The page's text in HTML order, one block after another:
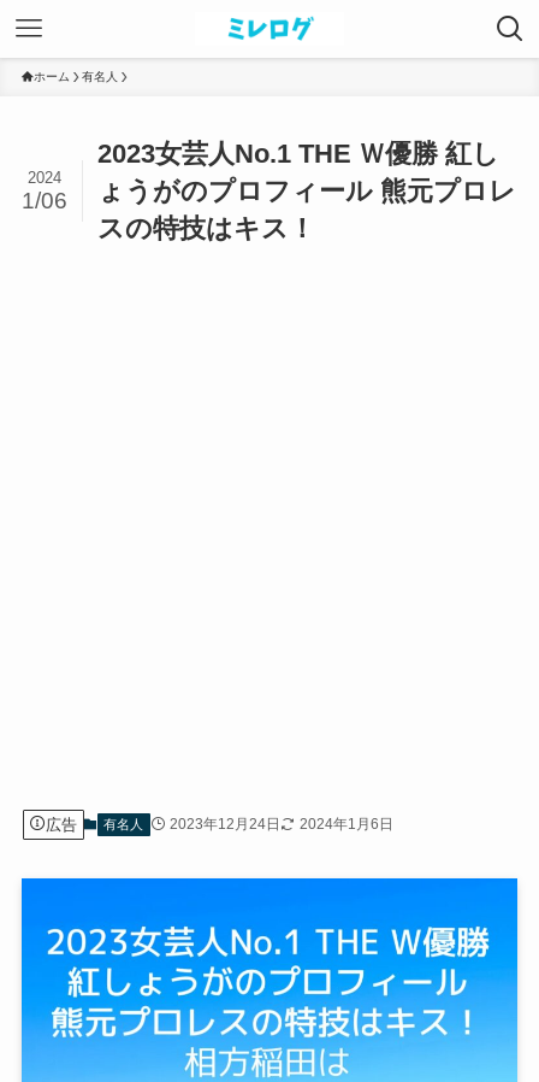
ホーム 有名人
2023女芸人No.1 THE Ｗ優勝 紅し
ょうがのプロフィール 熊元プロレ
スの特技はキス！
2024
1/06
広告 有名人 2023年12月24日 2024年1月6日